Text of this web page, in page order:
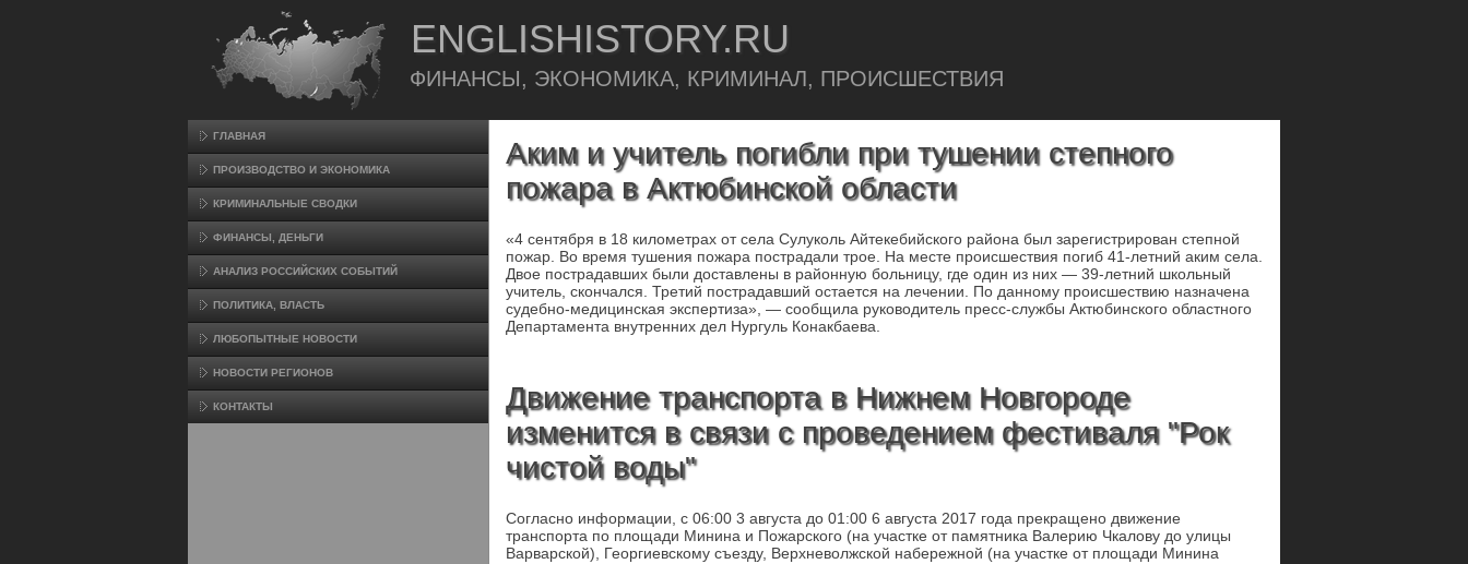
ENGLISHISTORY.RU
ФИНАНСЫ, ЭКОНОМИКА, КРИМИНАЛ, ПРОИСШЕСТВИЯ
ГЛАВНАЯ
ПРОИЗВΟДСТВО И ЭКОНОМИКА
КРИМИНАЛЬНЫЕ СВОДКИ
ФИНАНСЫ, ДЕНЬГИ
АНАЛИЗ РОССИЙСКИХ СОБЫТИЙ
ПОЛИТИКА, ВЛАСТЬ
ЛЮБОПЫТНЫЕ НОВОСТИ
НОВОСТИ РЕГИОНОВ
КОНТАКТЫ
Аким и учитель погибли при тушении степного
пожара в Актюбинской области
«4 сентября в 18 километрах от села Сулуколь Айтекебийского района был зарегистрирован степной
пожар. Во время тушения пожара пострадали трое. На месте происшествия погиб 41-летний аким села.
Двое пострадавших были доставлены в районную больницу, где один из них — 39-летний школьный
учитель, скончался. Третий пострадавший остается на лечении. По данному происшествию назначена
судебно-медицинская экспертиза», — сообщила руководитель пресс-службы Актюбинского областного
Департамента внутренних дел Нургуль Конакбаева.
Движение транспорта в Нижнем Новгороде
изменится в связи с проведением фестиваля "Рок
чистой воды"
Согласно информации, с 06:00 3 августа до 01:00 6 августа 2017 года прекращено движение
транспорта по площади Минина и Пожарского (на участке от памятника Валерию Чкалову до улицы
Варварской), Георгиевскому съезду, Верхневолжской набережной (на участке от площади Минина